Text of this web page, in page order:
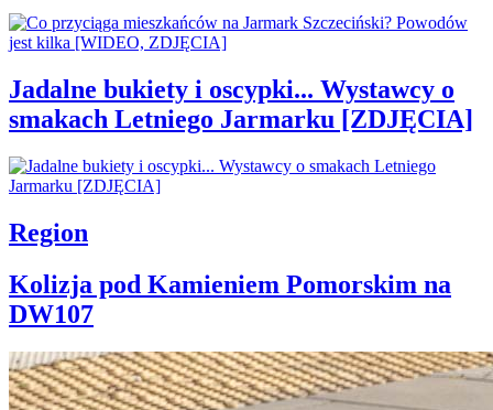
Jadalne bukiety i oscypki... Wystawcy o
smakach Letniego Jarmarku [ZDJĘCIA]
Region
Kolizja pod Kamieniem Pomorskim na
DW107